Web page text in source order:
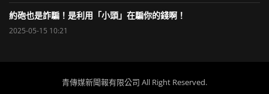
約砲也是詐騙！是利用「小頭」在騙你的錢啊！
2025-05-15 10:21
青傳媒新聞報有限公司 All Right Reserved.